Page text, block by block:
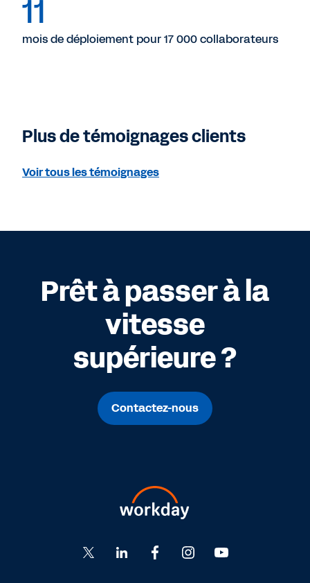
11
mois de déploiement pour 17 000 collaborateurs
Plus de témoignages clients
Voir tous les témoignages
Prêt à passer à la
vitesse
supérieure ?
Contactez-nous